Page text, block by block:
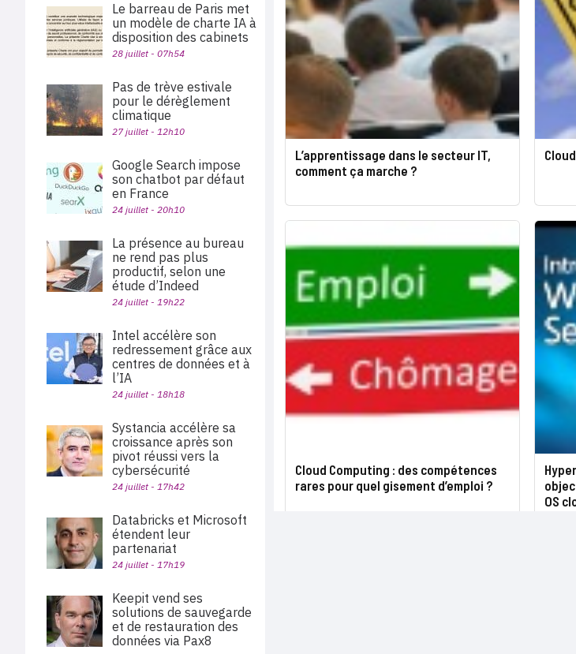
L’apprentissage dans le secteur IT,
comment ça marche ?
Cloud Computing : des compétences
rares pour quel gisement d’emploi ?
OS
Le barreau de Paris met
un modèle de charte IA à
disposition des cabinets
28 juillet - 07h54
Pas de trève estivale
pour le dérèglement
climatique
27 juillet - 12h10
Google Search impose
son chatbot par défaut
en France
24 juillet - 20h10
La présence au bureau
ne rend pas plus
productif, selon une
étude d’Indeed
24 juillet - 19h22
Intel accélère son
redressement grâce aux
centres de données et à
l’IA
24 juillet - 18h18
Systancia accélère sa
croissance après son
pivot réussi vers la
cybersécurité
24 juillet - 17h42
Databricks et Microsoft
étendent leur
partenariat
24 juillet - 17h19
Keepit vend ses
solutions de sauvegarde
et de restauration des
données via Pax8